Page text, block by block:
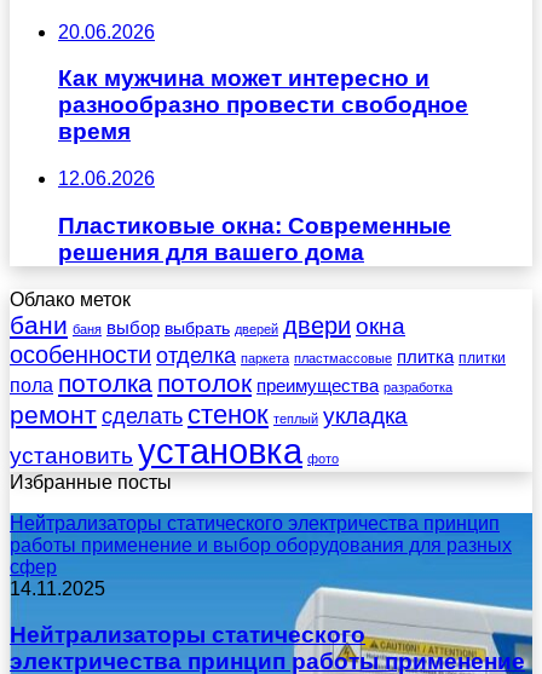
20.06.2026
Как мужчина может интересно и
разнообразно провести свободное
время
12.06.2026
Пластиковые окна: Современные
решения для вашего дома
Облако меток
бани баня выбор выбрать дверей двери окна
особенности отделка паркета пластмассовые плитка плитки
пола потолка потолок преимущества разработка
ремонт сделать стенок теплый укладка
установить установка фото
Избранные посты
Нейтрализаторы статического электричества принцип
работы применение и выбор оборудования для разных
сфер
14.11.2025
Нейтрализаторы статического
электричества принцип работы применение